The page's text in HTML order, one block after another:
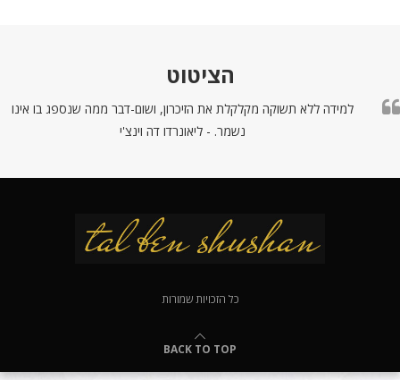
הציטוט
למידה ללא תשוקה מקלקלת את הזיכרון, ושום-דבר ממה שנספג בו אינו
נשמר. - ליאונרדו דה וינצ'י
כל הזכויות שמורות
BACK TO TOP